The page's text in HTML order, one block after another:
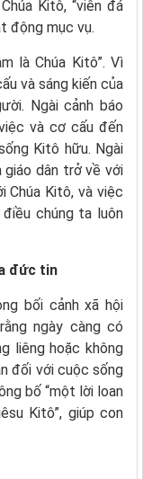
Kitô, “viên đá
động mục vụ.
là Chúa Kitô”. Vì
và sáng kiến của
Ngài cảnh báo
và cơ cấu đến
Kitô hữu. Ngài
dân trở về với
Chúa Kitô, và việc
chúng ta luôn
đức tin
bối cảnh xã hội
ngày càng có
liêng hoặc không
đối với cuộc sống
bố “một lời loan
Kitô”, giúp con